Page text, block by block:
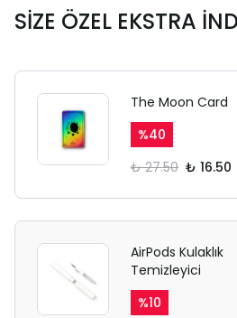
SİZE ÖZEL EKSTRA
The Moon Card
%40
₺ 27.50 ₺ 16.50
AirPods Kulaklık
Temizleyici
%10